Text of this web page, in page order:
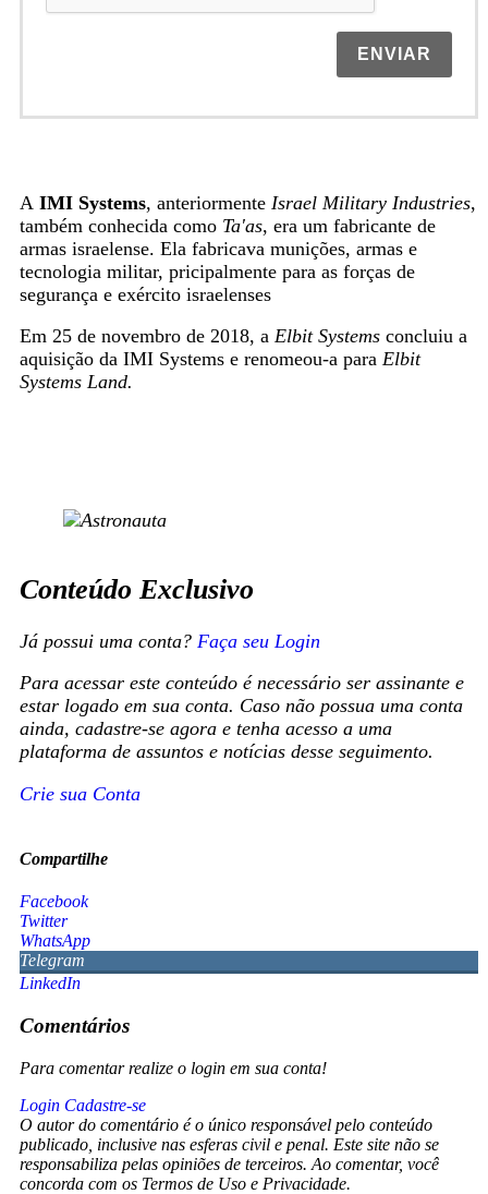
ENVIAR
A IMI Systems, anteriormente Israel Military Industries,
também conhecida como Ta'as, era um fabricante de
armas israelense. Ela fabricava munições, armas e
tecnologia militar, pricipalmente para as forças de
segurança e exército israelenses
Em 25 de novembro de 2018, a Elbit Systemsconcluiu a
aquisição da IMI Systems e renomeou-a para Elbit
Systems Land.
Conteúdo Exclusivo
Já possui uma conta? Faça seu Login
Para acessar este conteúdo é necessário ser assinante e
estar logado em sua conta. Caso não possua uma conta
ainda, cadastre-se agora e tenha acesso a uma
plataforma de assuntos e notícias desse seguimento.
Crie sua Conta
Compartilhe
Facebook
Twitter
WhatsApp
Telegram
LinkedIn
Comentários
Para comentar realize o login em sua conta!
Login Cadastre-se
O autor do comentário é o único responsável pelo conteúdo
publicado, inclusive nas esferas civil e penal. Este site não se
responsabiliza pelas opiniões de terceiros. Ao comentar, você
concorda com os Termos de Uso e Privacidade.